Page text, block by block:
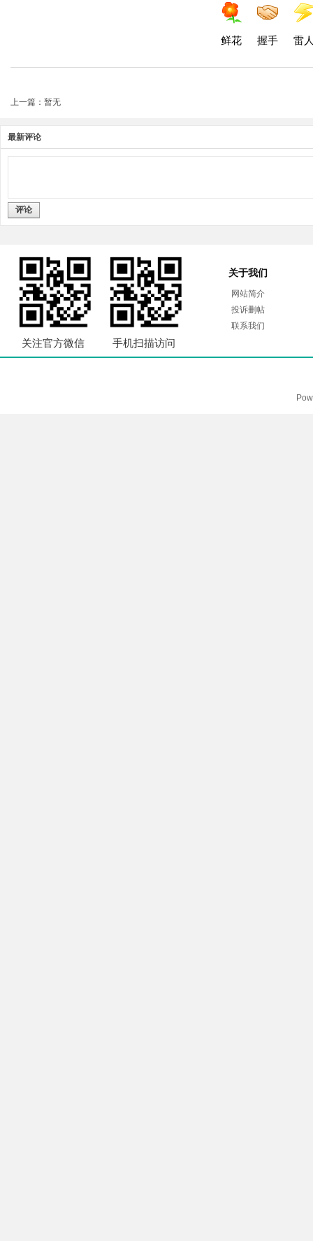
鲜花 握手 雷
上一篇：暂无
最新评论
评论
关注官方微信 手机扫描访问
关于我们
网站简介
投诉删帖
联系我们